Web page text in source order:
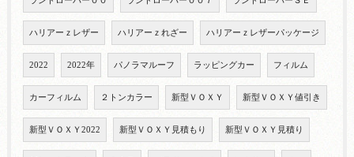
ハリアーｚレザー ハリアーｚれざー ハリアーｚレザーパッケージ
2022 2022年 パノラマルーフ ラッピングカー フィルム
カーフィルム ２トンカラー 新型ＶＯＸＹ 新型ＶＯＸＹ値引き
新型ＶＯＸＹ2022 新型ＶＯＸＹ見積もり 新型ＶＯＸＹ見積り